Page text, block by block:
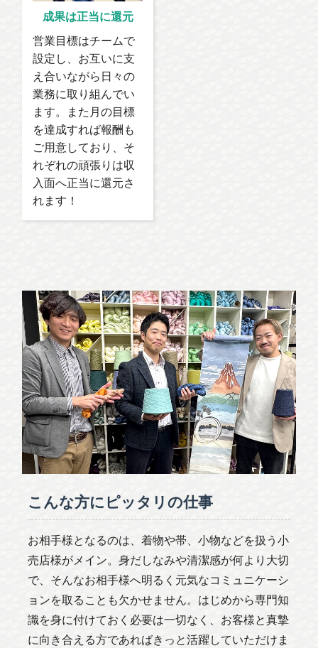
成果は正当に還元
営業目標はチームで
設定し、お互いに支
え合いながら日々の
業務に取り組んでい
ます。また月の目標
を達成すれば報酬も
ご用意しており、そ
れぞれの頑張りは収
入面へ正当に還元さ
れます！
こんな方にピッタリの仕事
お相手様となるのは、着物や帯、小物などを扱う小
売店様がメイン。身だしなみや清潔感が何より大切
で、そんなお相手様へ明るく元気なコミュニケーシ
ョンを取ることも欠かせません。はじめから専門知
識を身に付けておく必要は一切なく、お客様と真摯
に向き合える方であればきっと活躍していただけま